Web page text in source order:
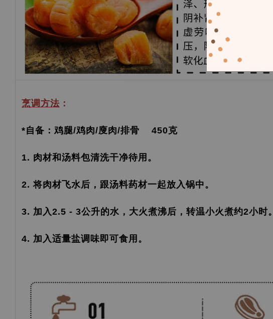
烹调方法 ：
*自备：鸡腿/鸡肉/廋肉/排骨 450克
1. 肉材和汤料包清洗干净待用。
2. 将肉材飞水后，跟汤料药材一起放入锅中。
3. 加入2.5 - 3公升的水，大火煮沸后，转温小火煮约2小时。
4. 加入适量盐调味即可食用。